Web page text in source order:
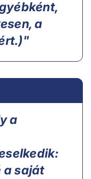
a
a
a saját